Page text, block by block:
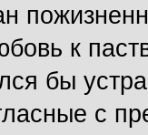
к
бы
с